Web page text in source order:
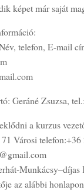
képet már saját
telefon, E-mail
Geráné Zsuzsa,
a kurzus
Városi telefon:+36
az alábbi